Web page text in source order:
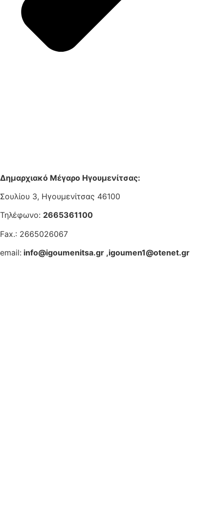
Δημαρχιακό Μέγαρο Ηγουμενίτσας:
Σουλίου 3, Ηγουμενίτσας 46100
Τηλέφωνο: 2665361100
Fax.: 2665026067
email: info@igoumenitsa.gr ,igoumen1@otenet.gr